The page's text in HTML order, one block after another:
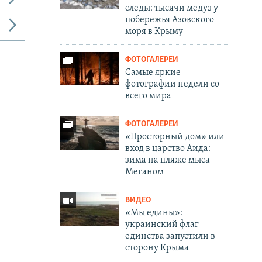
следы: тысячи медуз у
побережья Азовского
моря в Крыму
ФОТОГАЛЕРЕИ
Самые яркие
фотографии недели со
всего мира
ФОТОГАЛЕРЕИ
«Просторный дом» или
вход в царство Аида:
зима на пляже мыса
Меганом
ВИДЕО
«Мы едины»:
украинский флаг
единства запустили в
сторону Крыма